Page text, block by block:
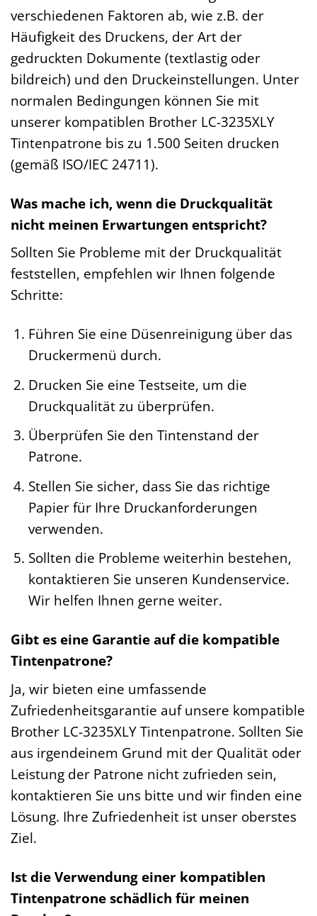
verschiedenen Faktoren ab, wie z.B. der
Häufigkeit des Druckens, der Art der
gedruckten Dokumente (textlastig oder
bildreich) und den Druckeinstellungen. Unter
normalen Bedingungen können Sie mit
unserer kompatiblen Brother LC-3235XLY
Tintenpatrone bis zu 1.500 Seiten drucken
(gemäß ISO/IEC 24711).
Was mache ich, wenn die Druckqualität
nicht meinen Erwartungen entspricht?
Sollten Sie Probleme mit der Druckqualität
feststellen, empfehlen wir Ihnen folgende
Schritte:
Führen Sie eine Düsenreinigung über das
Druckermenü durch.
Drucken Sie eine Testseite, um die
Druckqualität zu überprüfen.
Überprüfen Sie den Tintenstand der
Patrone.
Stellen Sie sicher, dass Sie das richtige
Papier für Ihre Druckanforderungen
verwenden.
Sollten die Probleme weiterhin bestehen,
kontaktieren Sie unseren Kundenservice.
Wir helfen Ihnen gerne weiter.
Gibt es eine Garantie auf die kompatible
Tintenpatrone?
Ja, wir bieten eine umfassende
Zufriedenheitsgarantie auf unsere kompatible
Brother LC-3235XLY Tintenpatrone. Sollten Sie
aus irgendeinem Grund mit der Qualität oder
Leistung der Patrone nicht zufrieden sein,
kontaktieren Sie uns bitte und wir finden eine
Lösung. Ihre Zufriedenheit ist unser oberstes
Ziel.
Ist die Verwendung einer kompatiblen
Tintenpatrone schädlich für meinen